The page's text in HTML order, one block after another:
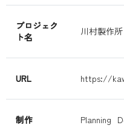
プロジェク
ト名
川村製作所
URL https://
制作 Planning